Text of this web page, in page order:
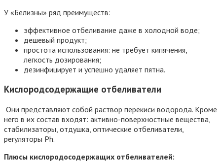
У «Белизны» ряд преимуществ:
эффективное отбеливание даже в холодной воде;
дешевый продукт;
простота использования: не требует кипячения,
легкость дозирования;
дезинфицирует и успешно удаляет пятна.
Кислородсодержащие отбеливатели
Они представляют собой раствор перекиси водорода. Кроме
него в их состав входят: активно-поверхностные вещества,
стабилизаторы, отдушка, оптические отбеливатели,
регуляторы Ph.
Плюсы кислородосодержащих отбеливателей: